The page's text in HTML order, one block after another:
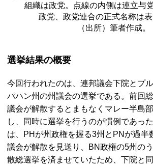
組織は政党。点線の内側は連立与
政党、政党連合の正式名称は表
（出所）筆者作成。
選挙結果の概要
今回行われたのは、連邦議会下院とプ
パハン州の州議会の選挙である。前回
議会が解散するとまもなくマレー半島
し、同時に選挙を行うのが慣例であっ
は、
PH が州政権を握る3州と PN が過半
議会が解散を見送り、
BN政権の5州の
散総選挙を済ませていたため、下院と